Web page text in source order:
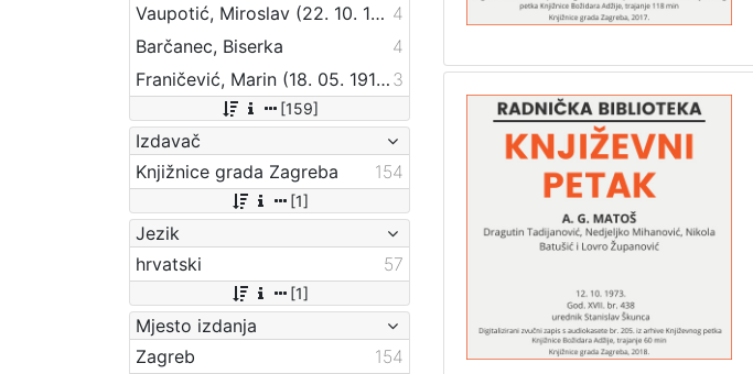
Vaupotić, Miroslav (22. 10. 1925. – 12. 06. 1981.) 4
Barčanec, Biserka
4
Franičević, Marin (18. 05. 1911. – 17. 07. 1990.) 3
[159]
Izdavač
Knjižnice grada Zagreba
154
[1]
Jezik
hrvatski
57
[1]
Mjesto izdanja
Zagreb
154